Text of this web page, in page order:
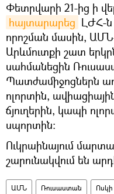
Փետրվարի 21-ից ի
հայտարարեց ԼԺՀ-ն
որոշման մասին, ԱՄՆ-
Արևմուտքի շատ
սահմանեցին
Պատժամիջոցներն
ոլորտին,
ճյուղերին, կապի
սպորտին։
Ուկրաինայում
շարունակվում են
ԱՄՆ Ռուսաստան Ոսկի